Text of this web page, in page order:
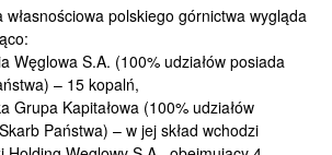
własnościowa polskiego górnictwa wygląda
Węglowa S.A. (100% udziałów posiada
– 15 kopalń,
Grupa Kapitałowa (100% udziałów
Państwa) – w jej skład wchodzi